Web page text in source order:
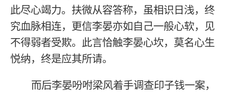
此尽心竭力。扶微从容答称，虽相识日浅，终
究血脉相连，更信李晏亦如自己一般心软，见
不得弱者受欺。此言恰触李晏心坎，莫名心生
悦纳，终是应其所请。
而后李晏吩咐梁风着手调查印子钱一案，